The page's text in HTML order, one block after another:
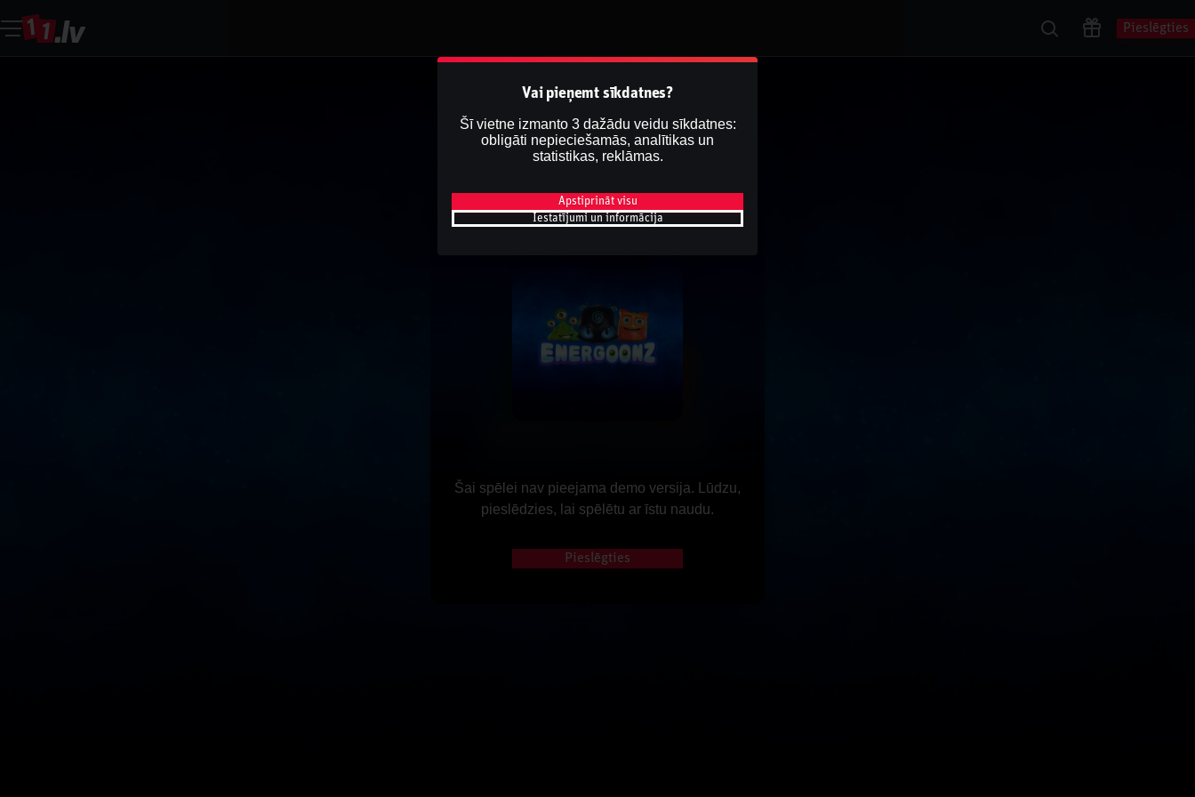
Pieslēgties
Šai spēlei nav pieejama demo versija. Lūdzu,
pieslēdzies, lai spēlētu ar īstu naudu.
Pieslēgties
Vai pieņemt sīkdatnes?
Šī vietne izmanto 3 dažādu veidu sīkdatnes:
obligāti nepieciešamās, analītikas un
statistikas, reklāmas.
Apstiprināt visu
Iestatījumi un informācija